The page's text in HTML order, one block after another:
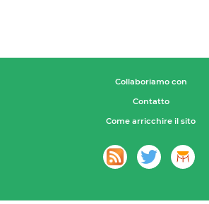
Collaboriamo con
Contatto
Come arricchire il sito